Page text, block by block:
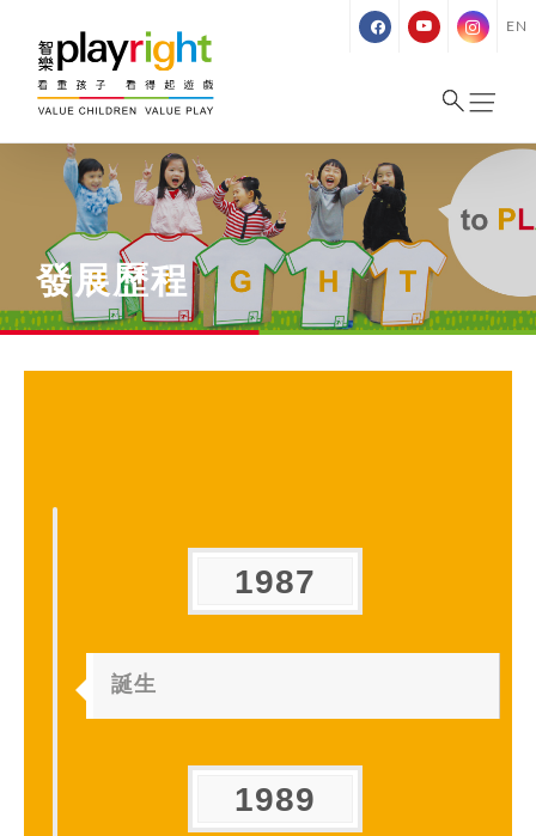
content
EN
發展歷程
1987
誕生
1989